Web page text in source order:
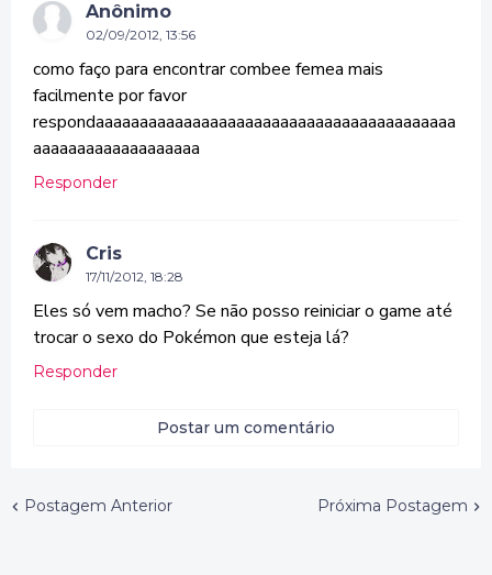
Anônimo
02/09/2012, 13:56
como faço para encontrar combee femea mais
facilmente por favor
respondaaaaaaaaaaaaaaaaaaaaaaaaaaaaaaaaaaaaaaaaa
aaaaaaaaaaaaaaaaaaa
Responder
Cris
17/11/2012, 18:28
Eles só vem macho? Se não posso reiniciar o game até
trocar o sexo do Pokémon que esteja lá?
Responder
Postar um comentário
Postagem Anterior Próxima Postagem